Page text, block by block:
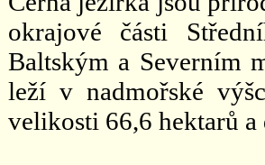
okrajové části
Baltským a Severním
leží v nadmořské
velikosti 66,6 hektarů